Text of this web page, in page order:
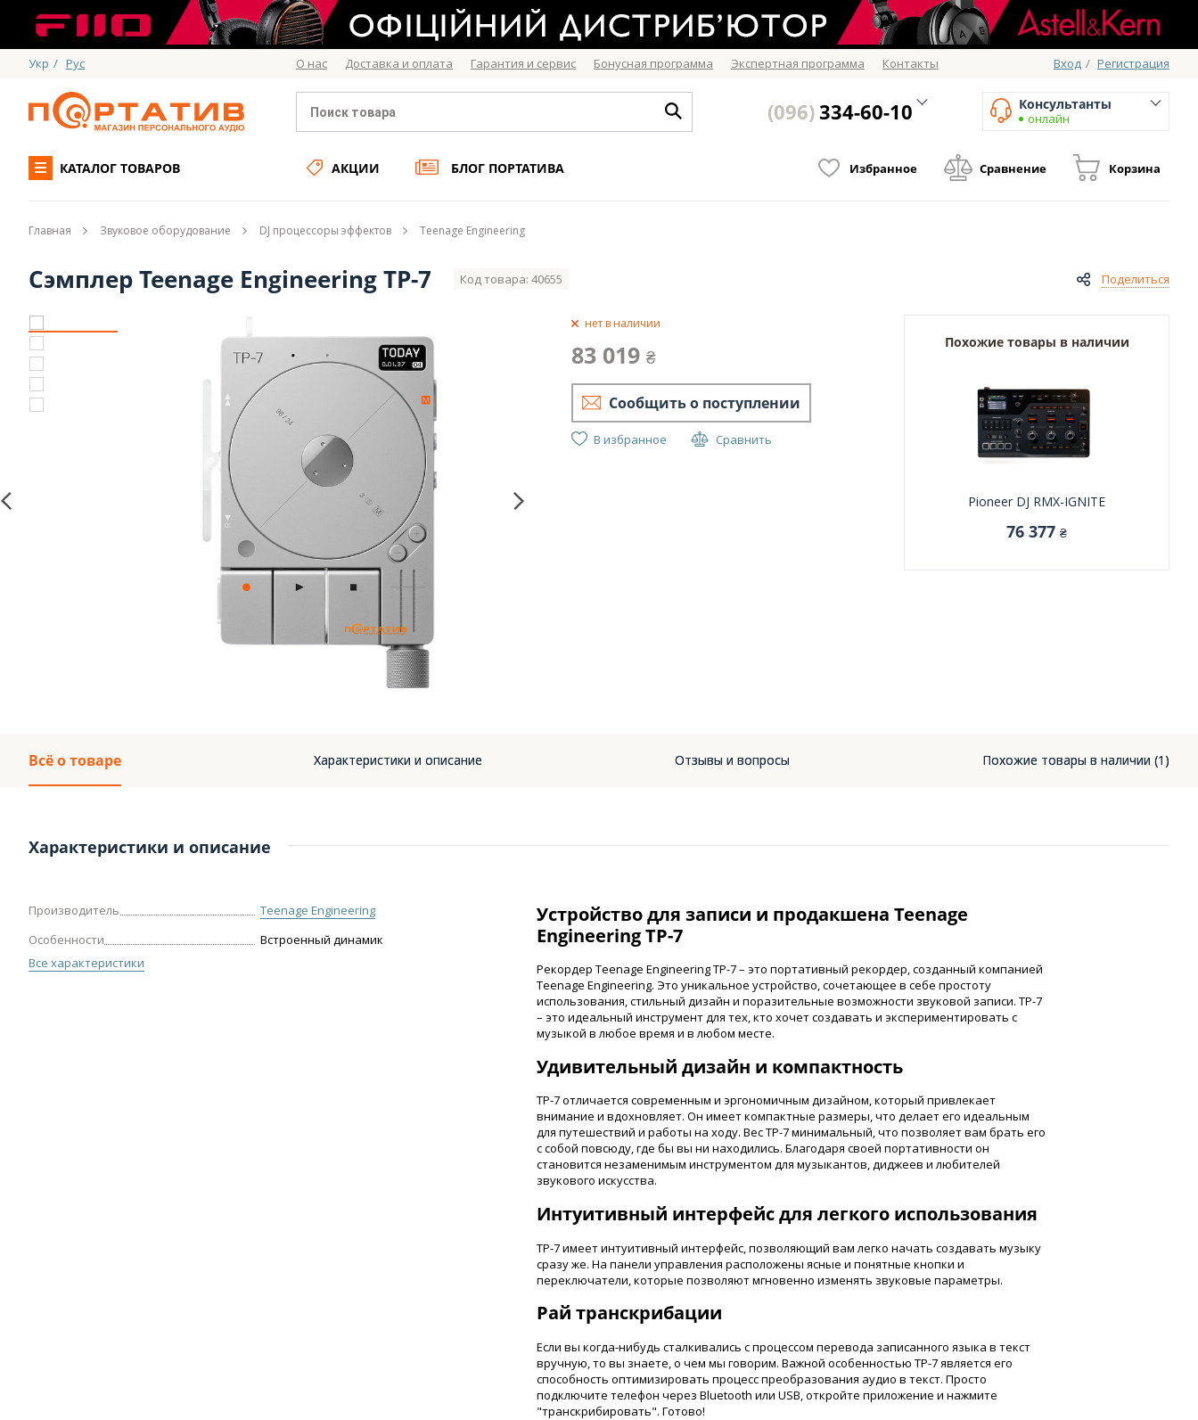
Укр / Рус О нас Доставка и оплата Гарантия и сервис Бонусная программа Экспертная программа Контакты Вход / Регистрация
(096)334-60-10 Консультанты
онлайн
КАТАЛОГ ТОВАРОВ АКЦИИ БЛОГ ПОРТАТИВА Избранное Сравнение Корзина
Главная Звуковое оборудование DJ процессоры эффектов Teenage Engineering
Сэмплер Teenage Engineering TP-7 Код товара: 40655 Поделиться
нет в наличии
83 019 ₴
Сообщить о поступлении
В избранное Сравнить
Похожие товары в наличии
Pioneer DJ RMX-IGNITE
76 377 ₴
Всё о товаре Характеристики и описание Отзывы и вопросы Похожие товары в наличии (1)
Характеристики и описание
Производитель
Teenage Engineering
Особенности
Встроенный динамик
Все характеристики
Устройство для записи и продакшена Teenage
Engineering TP-7
Рекордер Teenage Engineering TP-7 – это портативный рекордер, созданный компанией
Teenage Engineering. Это уникальное устройство, сочетающее в себе простоту
использования, стильный дизайн и поразительные возможности звуковой записи. TP-7
– это идеальный инструмент для тех, кто хочет создавать и экспериментировать с
музыкой в ​​любое время и в любом месте.
Удивительный дизайн и компактность
TP-7 отличается современным и эргономичным дизайном, который привлекает
внимание и вдохновляет. Он имеет компактные размеры, что делает его идеальным
для путешествий и работы на ходу. Вес TP-7 минимальный, что позволяет вам брать его
с собой повсюду, где бы вы ни находились. Благодаря своей портативности он
становится незаменимым инструментом для музыкантов, диджеев и любителей
звукового искусства.
Интуитивный интерфейс для легкого использования
TP-7 имеет интуитивный интерфейс, позволяющий вам легко начать создавать музыку
сразу же. На панели управления расположены ясные и понятные кнопки и
переключатели, которые позволяют мгновенно изменять звуковые параметры.
Рай транскрибации
Если вы когда-нибудь сталкивались с процессом перевода записанного языка в текст
вручную, то вы знаете, о чем мы говорим. Важной особенностью TP-7 является его
способность оптимизировать процесс преобразования аудио в текст. Просто
подключите телефон через Bluetooth или USB, откройте приложение и нажмите
"транскрибировать". Готово!